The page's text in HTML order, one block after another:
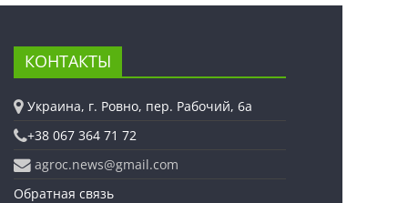
КОНТАКТЫ
Украина, г. Ровно, пер. Рабочий, 6а
+38 067 364 71 72
agroc.news@gmail.com
Обратная связь